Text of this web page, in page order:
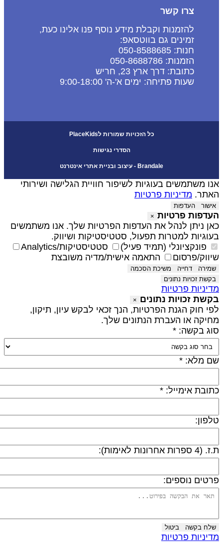
צרו קשר
להזמנות וקבלת מידע נוסף פנו אלינו כעת,
זמינים גם בווטסאפ:
חנות: 050-8588685
הזמנות: 050-8688786
כתובת: דרך ארץ 23, חריש
שעות פתיחה: ימים א'-ה' 9:00-18:00
כל הזכויות שמורות לPlaceKids
הסדרי נגישות
Brandale - עיצוב ובניית אתרי אינטרנט
משתמשים בעוגיות לשיפור חוויית הגלישה ושירותי
מדיניות פרטיות
אישור העדפות
פרטיות ×
ניתן לנהל את העדפות הפרטיות שלך. אנו משתמשים
למטרות תפעול, סטטיסטיקות ושיווק.
פונקציונלי (תמיד פעיל)
סטטיסטיקות/Analytics
פרסום
התאמה אישית/מדיה משובצת
שמירה דחייה
משיכת הסכמה
בקשת זכויות נתונים
פרטיות
זכויות נתונים ×
חוק הגנת הפרטיות, הנך זכאי לבקש עיון, תיקון,
או העברת הנתונים שלך.
בקשה: *
מלא: *
אימייל: *
ספרות אחרונות לאימות):
נוספים:
שלח בקשה ביטול
פרטיות